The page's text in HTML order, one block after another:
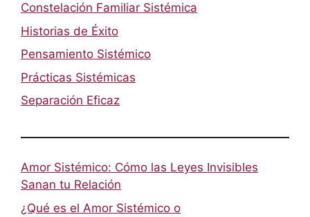
Constelación Familiar Sistémica
Historias de Éxito
Pensamiento Sistémico
Prácticas Sistémicas
Separación Eficaz
Amor Sistémico: Cómo las Leyes Invisibles
Sanan tu Relación
¿Qué es el Amor Sistémico o